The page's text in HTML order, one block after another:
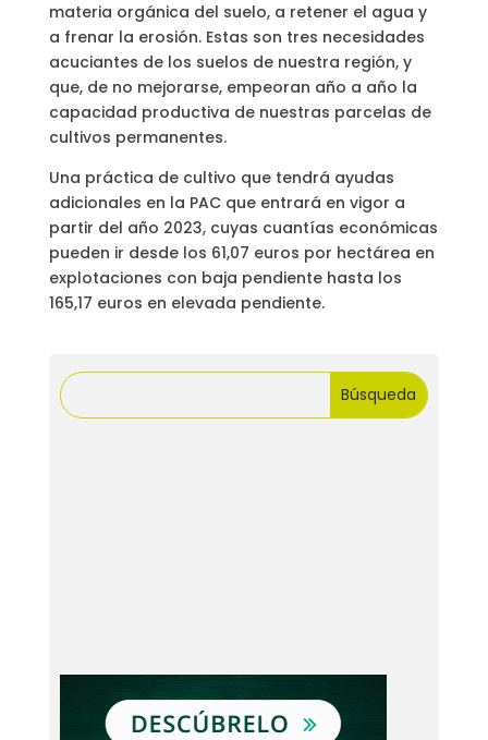
materia orgánica del suelo, a retener el agua y
a frenar la erosión. Estas son tres necesidades
acuciantes de los suelos de nuestra región, y
que, de no mejorarse, empeoran año a año la
capacidad productiva de nuestras parcelas de
cultivos permanentes.
Una práctica de cultivo que tendrá ayudas
adicionales en la PAC que entrará en vigor a
partir del año 2023, cuyas cuantías económicas
pueden ir desde los 61,07 euros por hectárea en
explotaciones con baja pendiente hasta los
165,17 euros en elevada pendiente.